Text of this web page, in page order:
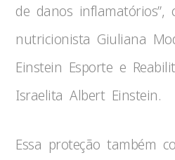
de danos inflamatórios”,
nutricionista Giuliana
Einstein Esporte e
Israelita Albert Einstein.
Essa proteção também